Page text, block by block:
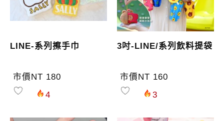
LINE-系列擦手巾
市價NT 180
4
3吋-LINE/系列飲料提袋
市價NT 160
3